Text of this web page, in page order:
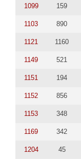
1099 159
1103 890
1121 1160
1149 521
1151 194
1152 856
1153 348
1169 342
1204 45